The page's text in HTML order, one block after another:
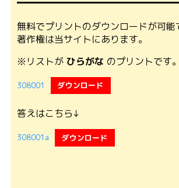
無料でプリントのダウンロードが可能
著作権は当サイトにあります。
※リストが ひらがな のプリントです。
308001 ダウンロード
答えはこちら↓
308001a ダウンロード